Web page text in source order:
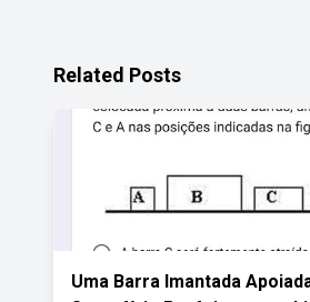
Related Posts
Uma Barra Imantada